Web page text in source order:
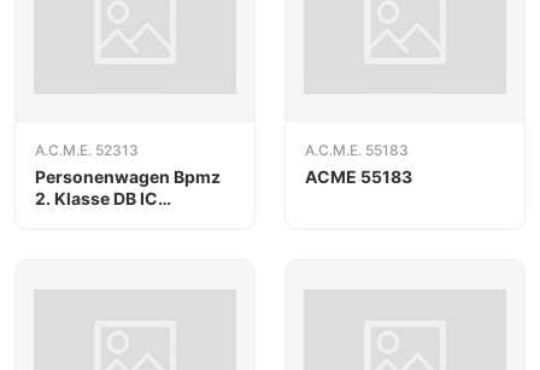
A.C.M.E. 52313
Personenwagen Bpmz
2. Klasse DB IC
A.C.M.E. 55183
ACME 55183